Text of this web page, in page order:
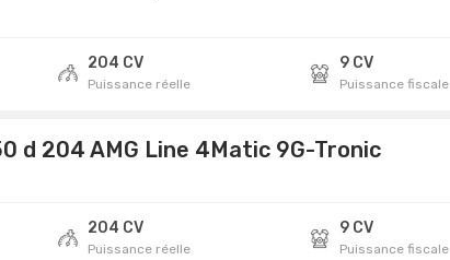
204 CV
Puissance réelle
9 CV
Puissance fiscale
d 204 AMG Line 4Matic 9G-Tronic
204 CV
Puissance réelle
9 CV
Puissance fiscale